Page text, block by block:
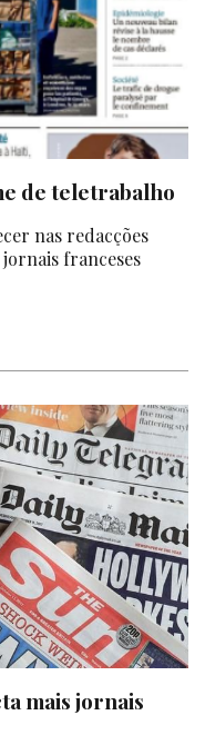
de teletrabalho
nas redacções
franceses
mais jornais